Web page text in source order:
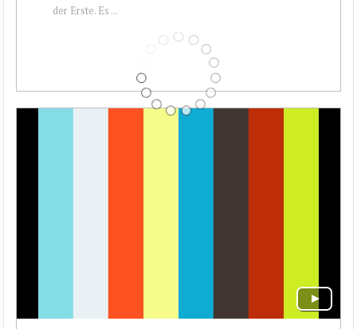
der Erste. Es ...